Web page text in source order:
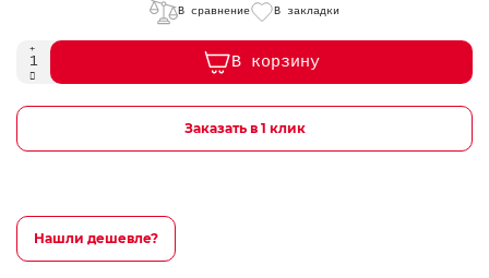
В сравнение В закладки
В корзину
Заказать в 1 клик
Нашли дешевле?